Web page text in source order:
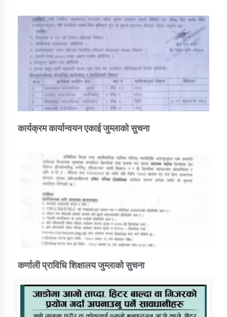
कार्यक्रम कार्यान्वयन एकाई जुम्लाको सुचना
कर्णाली प्राविधि शिक्षालय जुम्लाको सुचना